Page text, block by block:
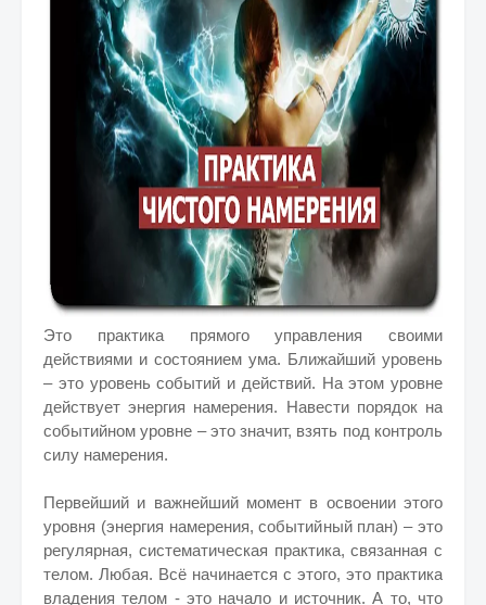
Это практика прямого управления своими
действиями и состоянием ума. Ближайший уровень
– это уровень событий и действий. На этом уровне
действует энергия намерения. Навести порядок на
событийном уровне – это значит, взять под контроль
силу намерения.
Первейший и важнейший момент в освоении этого
уровня (энергия намерения, событийный план) – это
регулярная, систематическая практика, связанная с
телом. Любая. Всё начинается с этого, это практика
владения телом - это начало и источник. А то, что